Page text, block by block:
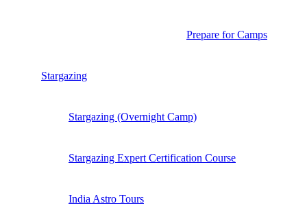
Prepare for Camps
Stargazing
Stargazing (Overnight Camp)
Stargazing Expert Certification Course
India Astro Tours